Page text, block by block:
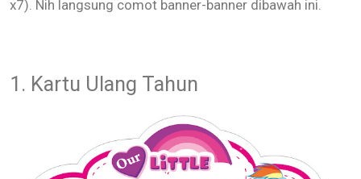
x7). Nih langsung comot banner-banner dibawah ini.
1. Kartu Ulang Tahun